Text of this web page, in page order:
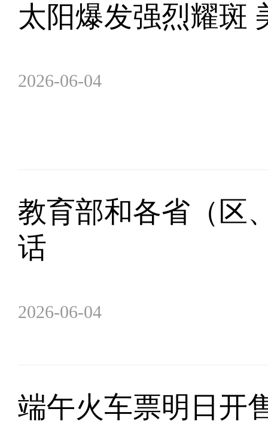
太阳爆发强烈耀斑
2026-06-04
教育部和各省（区
话
2026-06-04
端午火车票明日开